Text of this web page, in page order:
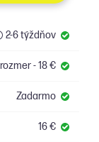
2-6 týždňov
- 18 €
Zadarmo
16 €